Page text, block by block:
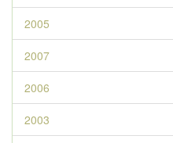
2005
2007
2006
2003